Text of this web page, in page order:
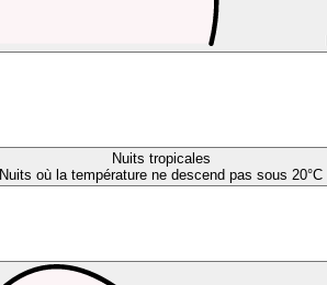
Nuits tropicales
Nuits où la température ne descend pas sous 20°C